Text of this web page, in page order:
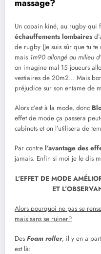
massage?
Un copain kiné, au rugby qui
échauffements lombaires
de rugby (Je suis sûr que tu
mais 1m90 allongé au milieu
on imagine mal 15 joueurs
vestiaires de 20m2… Mais
préjudice sur son entame de
Alors c’est à la mode, donc
effet de mode ça passera
cabinets et on l’utilisera de
Par contre l’avantage des
jamais. Enfin si moi je le dis
L’EFFET DE MODE
ET
Alors pourquoi ne pas se
mais sans se ruiner?
Des Foam roller, il y en a
est là: